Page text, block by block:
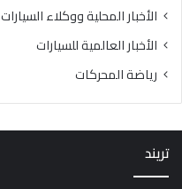
الأخبار المحلية ووكلاء السيارات
الأخبار العالمية للسيارات
رياضة المحركات
تريند